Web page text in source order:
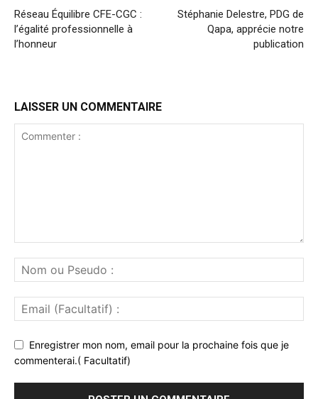
Réseau Équilibre CFE-CGC :
l’égalité professionnelle à
l’honneur
Stéphanie Delestre, PDG de
Qapa, apprécie notre
publication
LAISSER UN COMMENTAIRE
Enregistrer mon nom, email pour la prochaine fois que je
commenterai.( Facultatif)